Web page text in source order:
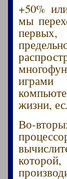
+50%
мы
первых,
играми
жизни,
Во-